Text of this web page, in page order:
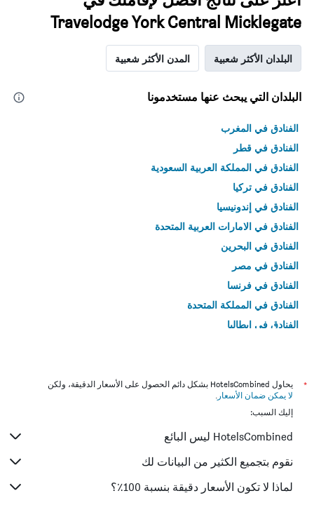
Travelodge York Central Micklegate
البلدان الأكثر شعبية المدن الأكثر شعبية
البلدان التي يبحث عنها مستخدمونا
الفنادق في المغرب
الفنادق في قطر
الفنادق في المملكة العربية السعودية
الفنادق في تركيا
الفنادق في إندونيسيا
الفنادق في الامارات العربية المتحدة
الفنادق في البحرين
الفنادق في مصر
الفنادق في فرنسا
الفنادق في المملكة المتحدة
الفنادق في إيطاليا
*
يحاول HotelsCombined بشكل دائم الحصول على الأسعار الدقيقة، ولكن
لا يمكن ضمان الأسعار .
إليك السبب:
HotelsCombined ليس البائع
نقوم بتجميع الكثير من البيانات لك
لماذا لا تكون الأسعار دقيقة بنسبة 100٪؟